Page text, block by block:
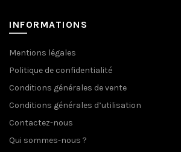
INFORMATIONS
Mentions légales
Politique de confidentialité
Conditions générales de vente
Conditions générales d’utilisation
Contactez-nous
Qui sommes-nous ?